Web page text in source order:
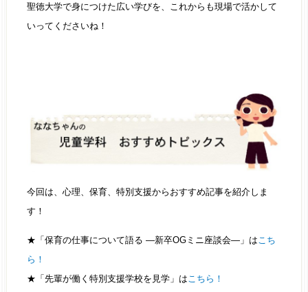
聖徳大学で身につけた広い学びを、これからも現場で活かして
いってくださいね！
今回は、心理、保育、特別支援からおすすめ記事を紹介しま
す！
★「保育の仕事について語る ―新卒OGミニ座談会―」はこち
ら！
★「先輩が働く特別支援学校を見学」はこちら！